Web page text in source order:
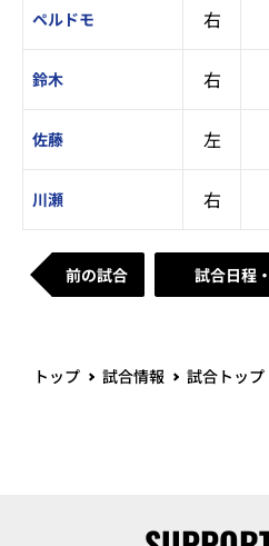
ペルドモ 右
鈴木 右
佐藤 左
川瀬 右
前の試合 試合日程
トップ 試合情報 試合トップ